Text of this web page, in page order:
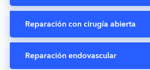
Reparación con cirugía abierta
Reparación endovascular